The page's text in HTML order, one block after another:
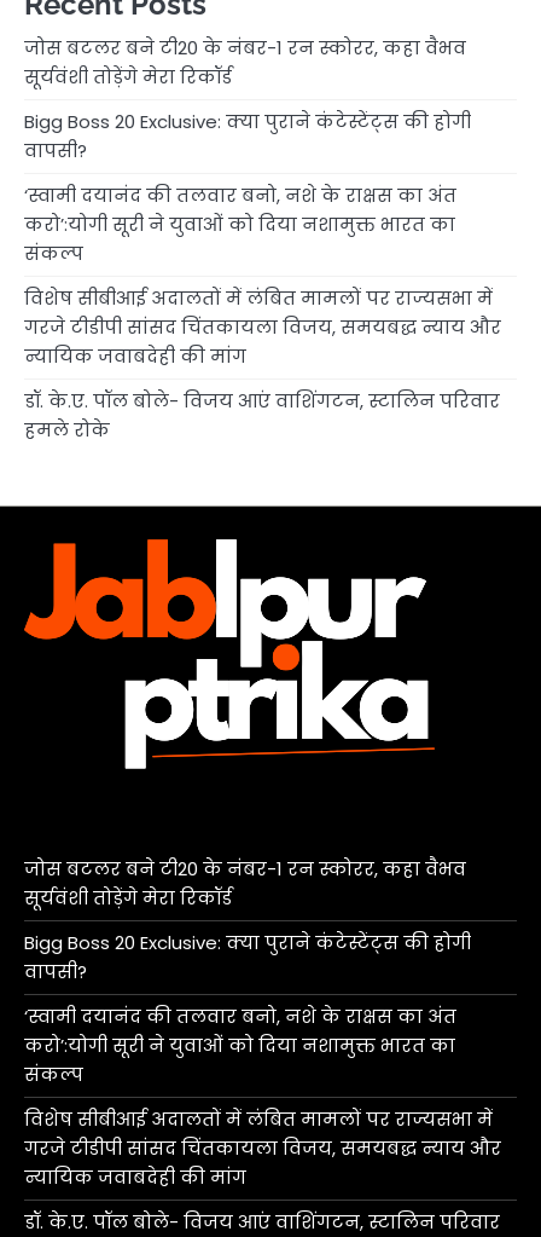
जोस बटलर बने टी20 के नंबर-1 रन स्कोरर, कहा वैभव
सूर्यवंशी तोड़ेंगे मेरा रिकॉर्ड
Bigg Boss 20 Exclusive: क्या पुराने कंटेस्टेंट्स की होगी
वापसी?
‘स्वामी दयानंद की तलवार बनो, नशे के राक्षस का अंत
करो’:योगी सूरी ने युवाओं को दिया नशामुक्त भारत का
संकल्प
विशेष सीबीआई अदालतों में लंबित मामलों पर राज्यसभा में
गरजे टीडीपी सांसद चिंतकायला विजय, समयबद्ध न्याय और
न्यायिक जवाबदेही की मांग
डॉ. के.ए. पॉल बोले- विजय आएं वाशिंगटन, स्टालिन परिवार
हमले रोके
जोस बटलर बने टी20 के नंबर-1 रन स्कोरर, कहा वैभव
सूर्यवंशी तोड़ेंगे मेरा रिकॉर्ड
Bigg Boss 20 Exclusive: क्या पुराने कंटेस्टेंट्स की होगी
वापसी?
‘स्वामी दयानंद की तलवार बनो, नशे के राक्षस का अंत
करो’:योगी सूरी ने युवाओं को दिया नशामुक्त भारत का
संकल्प
विशेष सीबीआई अदालतों में लंबित मामलों पर राज्यसभा में
गरजे टीडीपी सांसद चिंतकायला विजय, समयबद्ध न्याय और
न्यायिक जवाबदेही की मांग
डॉ. के.ए. पॉल बोले- विजय आएं वाशिंगटन, स्टालिन परिवार